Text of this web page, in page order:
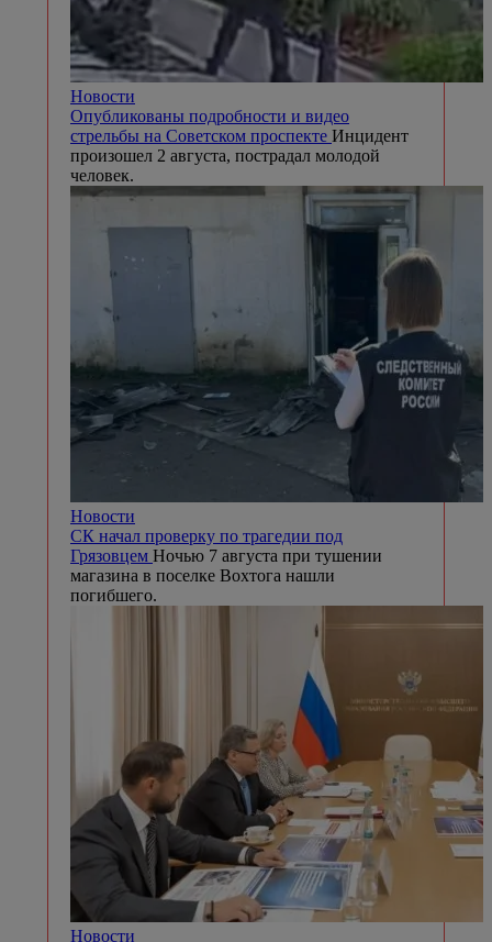
Новости
Опубликованы подробности и видео
стрельбы на Советском проспекте Инцидент
произошел 2 августа, пострадал молодой
человек.
Новости
СК начал проверку по трагедии под
Грязовцем Ночью 7 августа при тушении
магазина в поселке Вохтога нашли
погибшего.
Новости